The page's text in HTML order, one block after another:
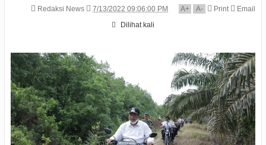
Redaksi News 7/13/2022 09:06:00 PM A+ A- Print
Email
Dilihat kali